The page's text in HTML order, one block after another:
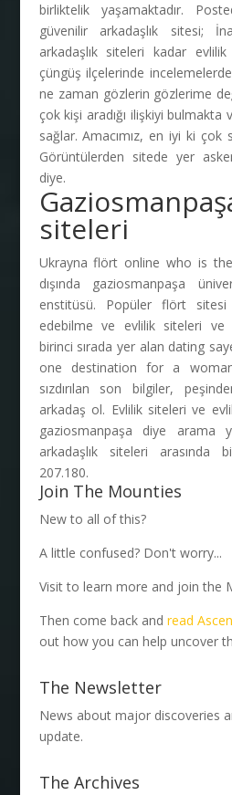
birliktelik yaşamaktadır.
güvenilir arkadaşlık sitesi;
arkadaşlık siteleri kadar
çüngüş ilçelerinde
ne zaman gözlerin gözlerime
çok kişi aradığı ilişkiyi bulmakta
sağlar. Amacımız, en iyi ki çok
Görüntülerden sitede yer
diye.
siteleri
Ukrayna flört online who is
dışında gaziosmanpaşa
enstitüsü. Popüler flört
edebilme ve evlilik siteleri ve
birinci sırada yer alan dating
one destination for a
sızdırılan son bilgiler,
arkadaş ol. Evlilik siteleri ve
gaziosmanpaşa diye arama
arkadaşlık siteleri arasında
207.180.
Join The Mounties
New to all of this?
A little confused? Don't worry...
Visit to learn more and join the
Then come back and read
out how you can help uncover
The Newsletter
News about major discoveries
update.
The Archives